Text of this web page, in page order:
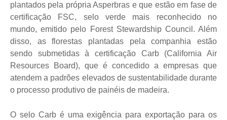
plantados pela própria Asperbras e que estão em fase de
certificação FSC, selo verde mais reconhecido no
mundo, emitido pelo Forest Stewardship Council. Além
disso, as florestas plantadas pela companhia estão
sendo submetidas à certificação Carb (California Air
Resources Board), que é concedido a empresas que
atendem a padrões elevados de sustentabilidade durante
o processo produtivo de painéis de madeira.
O selo Carb é uma exigência para exportação para os